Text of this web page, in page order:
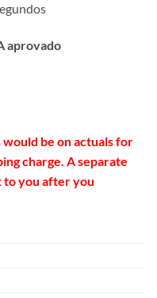
aprovado
be on actuals for
charge. A separate
to you after you